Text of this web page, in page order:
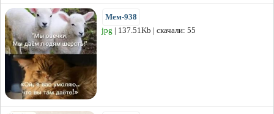
Мем-938
jpg | 137.51Kb | скачали: 55